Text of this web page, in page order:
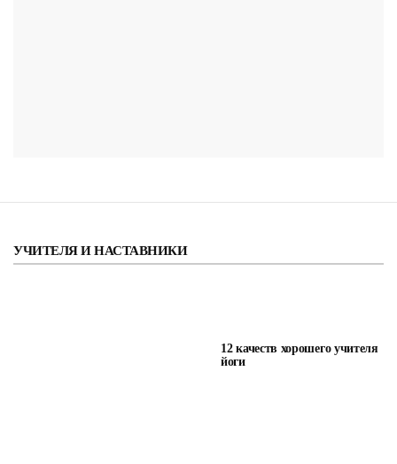
УЧИТЕЛЯ И НАСТАВНИКИ
12 качеств хорошего учителя
йоги